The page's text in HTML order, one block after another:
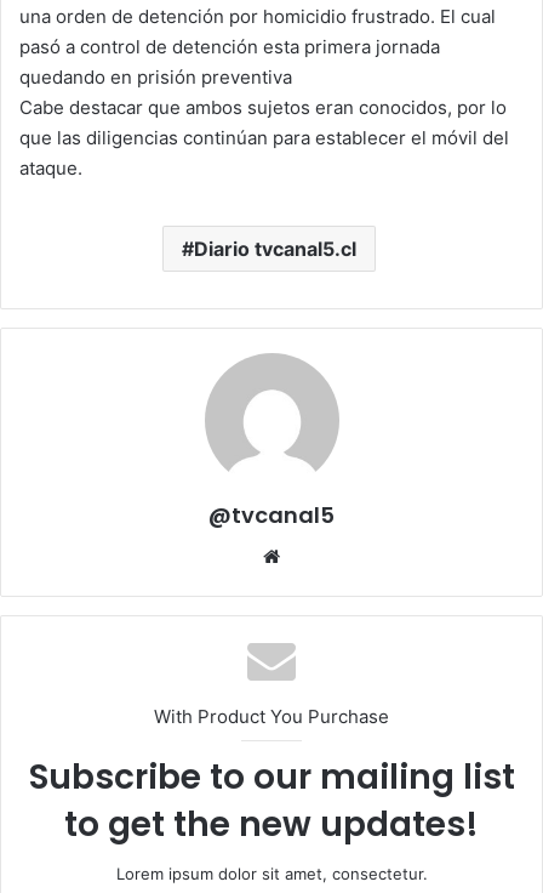
una orden de detención por homicidio frustrado. El cual
pasó a control de detención esta primera jornada
quedando en prisión preventiva
Cabe destacar que ambos sujetos eran conocidos, por lo
que las diligencias continúan para establecer el móvil del
ataque.
Diario tvcanal5.cl
@tvcanal5
With Product You Purchase
Subscribe to our mailing list
to get the new updates!
Lorem ipsum dolor sit amet, consectetur.